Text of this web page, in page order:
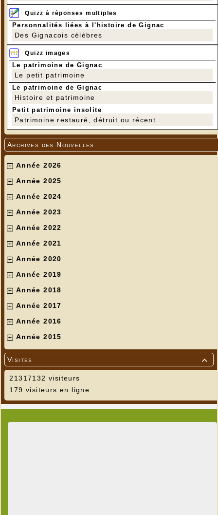
Quizz à réponses multiples
Personnalités liées à l'histoire de Gignac
Des Gignacois célèbres
Quizz images
Le patrimoine de Gignac
Le petit patrimoine
Le patrimoine de Gignac
Histoire et patrimoine
Petit patrimoine insolite
Patrimoine restauré, détruit ou récent
Archives des Nouvelles
Année 2026
Année 2025
Année 2024
Année 2023
Année 2022
Année 2021
Année 2020
Année 2019
Année 2018
Année 2017
Année 2016
Année 2015

Visites
21317132 visiteurs
179 visiteurs en ligne